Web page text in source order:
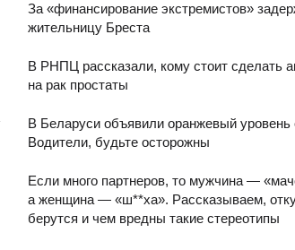
За «финансирование экстремистов»
жительницу Бреста
В РНПЦ рассказали, кому стоит сделать
на рак простаты
В Беларуси объявили оранжевый уровень
Водители, будьте осторожны
Если много партнеров, то мужчина —
а женщина — «ш**ха». Рассказываем,
берутся и чем вредны такие стереотипы